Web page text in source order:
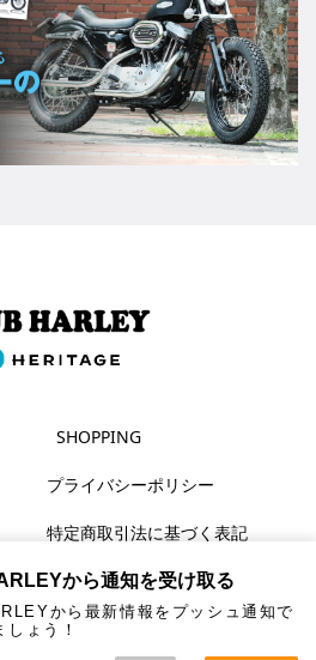
▶ YouTube
SHOPPING
プライバシーポリシー
特定商取引法に基づく表記
から通知を受け取る
から最新情報をプッシュ通知で
しょう！